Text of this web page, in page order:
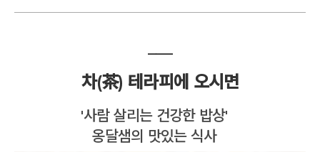
차(茶) 테라피에 오시면
'사람 살리는 건강한 밥상'
옹달샘의 맛있는 식사